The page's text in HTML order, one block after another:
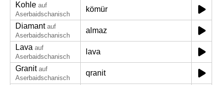
Kohle auf
Aserbaidschanisch
kömür
Diamant auf
Aserbaidschanisch
almaz
Lava auf
Aserbaidschanisch
lava
Granit auf
Aserbaidschanisch
qranit